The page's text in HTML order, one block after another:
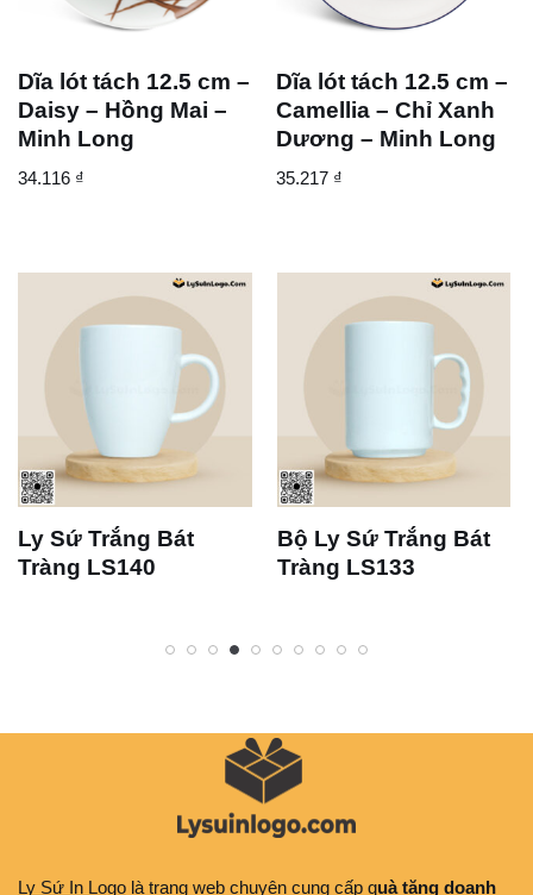
Dĩa lót tách 12.5 cm –
Daisy – Hồng Mai –
Minh Long
34.116 ₫
Dĩa lót tách 12.5 cm –
Camellia – Chỉ Xanh
Dương – Minh Long
35.217 ₫
Ly Sứ Trắng Bát
Tràng LS140
Bộ Ly Sứ Trắng Bát
Tràng LS133
Ly Sứ In Logo là trang web chuyên cung cấp quà tặng doanh